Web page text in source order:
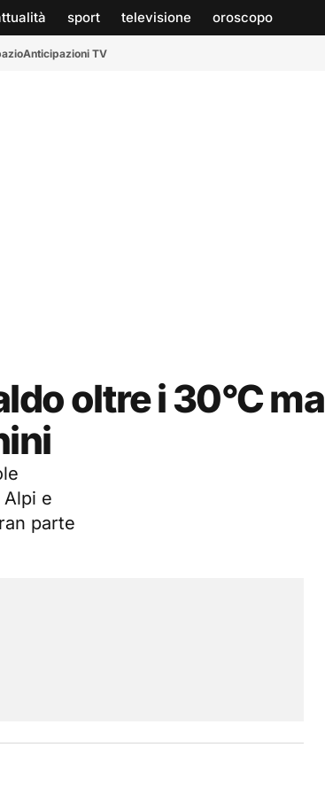
sport televisione oroscopo
Anticipazioni TV
oltre i 30°C ma
e
parte